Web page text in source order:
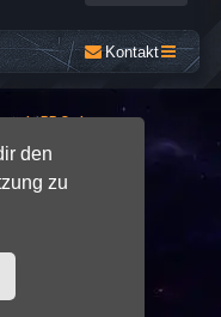
den
zu
Kontakt
phpBB Styles
© phpBB Limited